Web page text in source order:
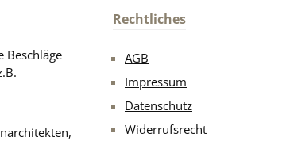
Beschläge
Rechtliches
AGB
Impressum
Datenschutz
Widerrufsrecht